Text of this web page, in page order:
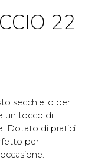
22
secchiello per
un tocco di
Dotato di pratici
per